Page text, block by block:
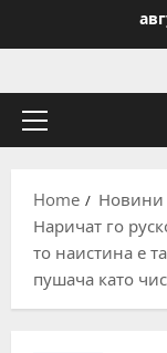
Primary
Home
Новини
Наричат го
то наистина е
пушача като